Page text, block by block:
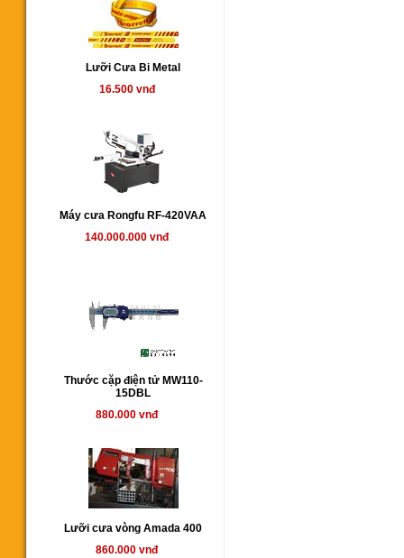
Lưỡi Cưa Bi Metal
16.500 vnđ
Máy cưa Rongfu RF-420VAA
140.000.000 vnđ
Thước cặp điện tử MW110-
15DBL
880.000 vnđ
Lưỡi cưa vòng Amada 400
860.000 vnđ